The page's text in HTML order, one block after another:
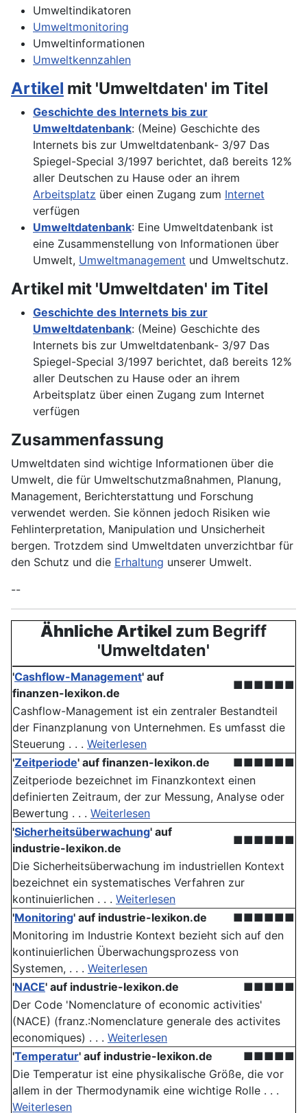
Umweltindikatoren
Umweltmonitoring
Umweltinformationen
Umweltkennzahlen
Artikel mit 'Umweltdaten' im Titel
Geschichte des Internets bis zur
Umweltdatenbank: (Meine) Geschichte des
Internets bis zur Umweltdatenbank- 3/97 Das
Spiegel-Special 3/1997 berichtet, daß bereits 12%
aller Deutschen zu Hause oder an ihrem
Arbeitsplatz über einen Zugang zum Internet
verfügen
Umweltdatenbank: Eine Umweltdatenbank ist
eine Zusammenstellung von Informationen über
Umwelt, Umweltmanagement und Umweltschutz.
Artikel mit 'Umweltdaten' im Titel
Geschichte des Internets bis zur
Umweltdatenbank: (Meine) Geschichte des
Internets bis zur Umweltdatenbank- 3/97 Das
Spiegel-Special 3/1997 berichtet, daß bereits 12%
aller Deutschen zu Hause oder an ihrem
Arbeitsplatz über einen Zugang zum Internet
verfügen
Zusammenfassung
Umweltdaten sind wichtige Informationen über die
Umwelt, die für Umweltschutzmaßnahmen, Planung,
Management, Berichterstattung und Forschung
verwendet werden. Sie können jedoch Risiken wie
Fehlinterpretation, Manipulation und Unsicherheit
bergen. Trotzdem sind Umweltdaten unverzichtbar für
den Schutz und die Erhaltung unserer Umwelt.
--
Ähnliche Artikel zum Begriff
'Umweltdaten'
'Cashflow-Management' auf
finanzen-lexikon.de
■■■■■■
Cashflow-Management ist ein zentraler Bestandteil
der Finanzplanung von Unternehmen. Es umfasst die
Steuerung . . . Weiterlesen
'Zeitperiode' auf finanzen-lexikon.de
■■■■■■
Zeitperiode bezeichnet im Finanzkontext einen
definierten Zeitraum, der zur Messung, Analyse oder
Bewertung . . . Weiterlesen
'Sicherheitsüberwachung' auf
industrie-lexikon.de
■■■■■■
Die Sicherheitsüberwachung im industriellen Kontext
bezeichnet ein systematisches Verfahren zur
kontinuierlichen . . . Weiterlesen
'Monitoring' auf industrie-lexikon.de
■■■■■■
Monitoring im Industrie Kontext bezieht sich auf den
kontinuierlichen Überwachungsprozess von
Systemen, . . . Weiterlesen
'NACE' auf industrie-lexikon.de
■■■■■
Der Code 'Nomenclature of economic activities'
(NACE) (franz.:Nomenclature generale des activites
economiques) . . . Weiterlesen
'Temperatur' auf industrie-lexikon.de
■■■■■
Die Temperatur ist eine physikalische Größe, die vor
allem in der Thermodynamik eine wichtige Rolle . . .
Weiterlesen